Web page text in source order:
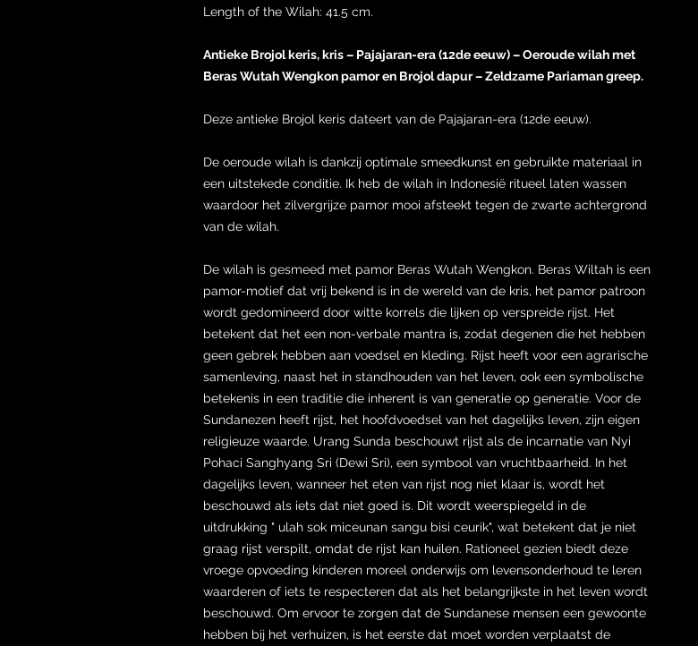
Length of the Wilah: 41.5 cm.
Antieke Brojol keris, kris – Pajajaran-era (12de eeuw) – Oeroude wilah met
Beras Wutah Wengkon pamor en Brojol dapur – Zeldzame Pariaman greep.
Deze antieke Brojol keris dateert van de Pajajaran-era (12de eeuw).
De oeroude wilah is dankzij optimale smeedkunst en gebruikte materiaal in
een uitstekede conditie. Ik heb de wilah in Indonesië ritueel laten wassen
waardoor het zilvergrijze pamor mooi afsteekt tegen de zwarte achtergrond
van de wilah.
De wilah is gesmeed met pamor Beras Wutah Wengkon. Beras Wiltah is een
pamor-motief dat vrij bekend is in de wereld van de kris, het pamor patroon
wordt gedomineerd door witte korrels die lijken op verspreide rijst. Het
betekent dat het een non-verbale mantra is, zodat degenen die het hebben
geen gebrek hebben aan voedsel en kleding. Rijst heeft voor een agrarische
samenleving, naast het in standhouden van het leven, ook een symbolische
betekenis in een traditie die inherent is van generatie op generatie. Voor de
Sundanezen heeft rijst, het hoofdvoedsel van het dagelijks leven, zijn eigen
religieuze waarde. Urang Sunda beschouwt rijst als de incarnatie van Nyi
Pohaci Sanghyang Sri (Dewi Sri), een symbool van vruchtbaarheid. In het
dagelijks leven, wanneer het eten van rijst nog niet klaar is, wordt het
beschouwd als iets dat niet goed is. Dit wordt weerspiegeld in de
uitdrukking " ulah sok miceunan sangu bisi ceurik", wat betekent dat je niet
graag rijst verspilt, omdat de rijst kan huilen. Rationeel gezien biedt deze
vroege opvoeding kinderen moreel onderwijs om levensonderhoud te leren
waarderen of iets te respecteren dat als het belangrijkste in het leven wordt
beschouwd. Om ervoor te zorgen dat de Sundanese mensen een gewoonte
hebben bij het verhuizen, is het eerste dat moet worden verplaatst de